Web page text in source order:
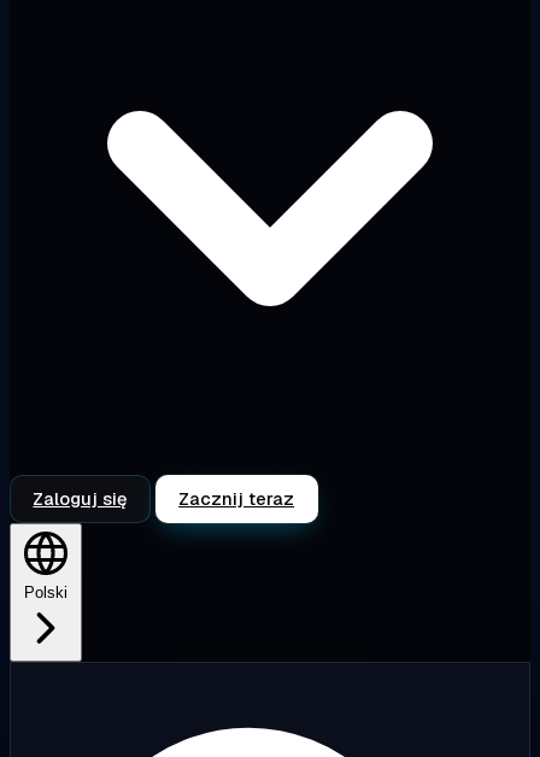
Zaloguj się Zacznij teraz
Polski